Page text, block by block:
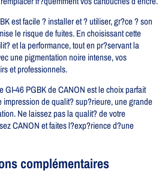
est facile ? installer et ? utiliser, gr?ce ? son
le risque de fuites. En choisissant cette
et la performance, tout en pr?servant la
une pigmentation noire intense, vos
et professionnels.
GI-46 PGBK de CANON est le choix parfait
impression de qualit? sup?rieure, une grande
Ne laissez pas la qualit? de votre
CANON et faites l?exp?rience d?une
complémentaires